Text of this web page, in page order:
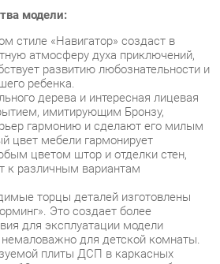
дерева и интересная лицевая
имитирующим Бронзу,
гармонию и сделают его милым
мебели гармонирует
цветом штор и отделки стен,
различным вариантам
торцы деталей изготовлены
Это создает более
для эксплуатации модели
для детской комнаты.
плиты ДСП в каркасных
18 мм, это делает изделие более
с учетом
и комфорта. Высокая
достигается за счет выдвижных
оборудованы шкафы.